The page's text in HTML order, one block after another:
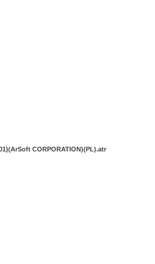
CORPORATION)(PL).atr